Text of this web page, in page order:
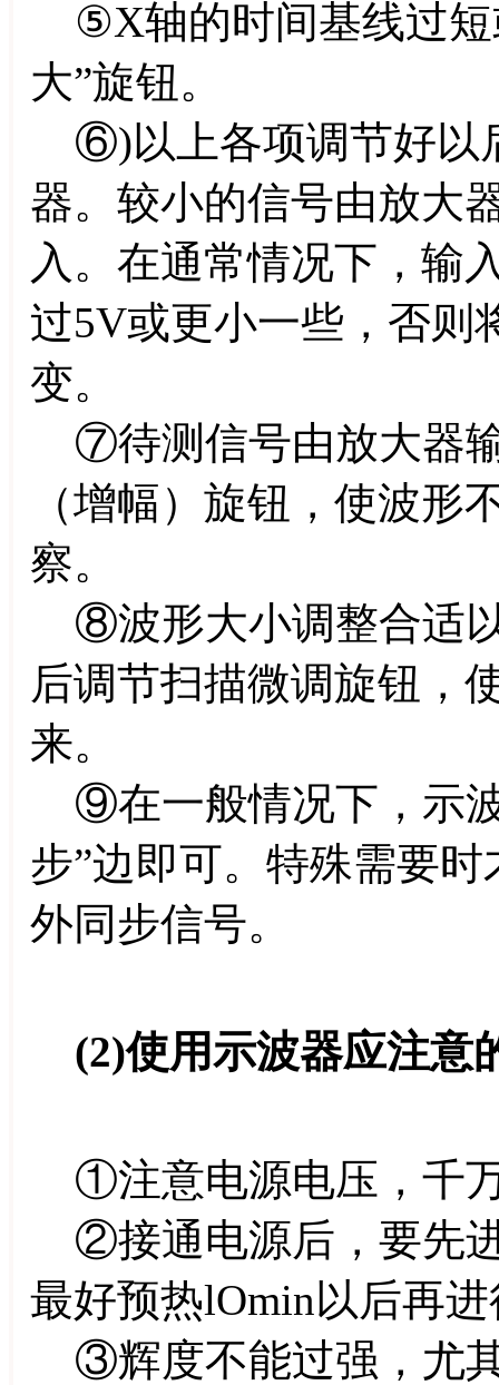
⑤X轴的时间基线过短
大”旋钮。
⑥)以上各项调节好以
器。较小的信号由放大
入。在通常情况下，输
过5V或更小一些，否则
变。
⑦待测信号由放大器
（增幅）旋钮，使波形
察。
⑧波形大小调整合适
后调节扫描微调旋钮，
来。
⑨在一般情况下，示
步”边即可。特殊需要
外同步信号。
(2)使用示波器应注意
①注意电源电压，千
②接通电源后，要先
最好预热lOmin以后再
③辉度不能过强，尤